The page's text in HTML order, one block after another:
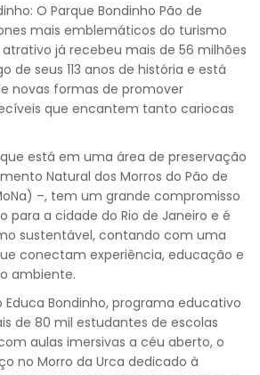
O Parque Bondinho Pão de
mais emblemáticos do turismo
atrativo já recebeu mais de 56 milhões
de seus 113 anos de história e está
novas formas de promover
que encantem tanto cariocas
está em uma área de preservação
Natural dos Morros do Pão de
–, tem um grande compromisso
para a cidade do Rio de Janeiro e é
sustentável, contando com uma
conectam experiência, educação e
ambiente.
Educa Bondinho, programa educativo
de 80 mil estudantes de escolas
aulas imersivas a céu aberto, o
no Morro da Urca dedicado à